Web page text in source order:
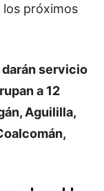
los próximos
darán servicio
a 12
Aguililla,